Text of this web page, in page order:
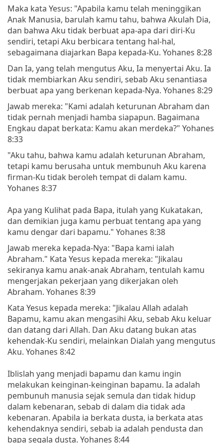
Maka kata Yesus: "Apabila kamu telah meninggikan
Anak Manusia, barulah kamu tahu, bahwa Akulah Dia,
dan bahwa Aku tidak berbuat apa-apa dari diri-Ku
sendiri, tetapi Aku berbicara tentang hal-hal,
sebagaimana diajarkan Bapa kepada-Ku. Yohanes 8:28
Dan Ia, yang telah mengutus Aku, Ia menyertai Aku. Ia
tidak membiarkan Aku sendiri, sebab Aku senantiasa
berbuat apa yang berkenan kepada-Nya. Yohanes 8:29
Jawab mereka: "Kami adalah keturunan Abraham dan
tidak pernah menjadi hamba siapapun. Bagaimana
Engkau dapat berkata: Kamu akan merdeka?" Yohanes
8:33
"Aku tahu, bahwa kamu adalah keturunan Abraham,
tetapi kamu berusaha untuk membunuh Aku karena
firman-Ku tidak beroleh tempat di dalam kamu.
Yohanes 8:37
Apa yang Kulihat pada Bapa, itulah yang Kukatakan,
dan demikian juga kamu perbuat tentang apa yang
kamu dengar dari bapamu." Yohanes 8:38
Jawab mereka kepada-Nya: "Bapa kami ialah
Abraham." Kata Yesus kepada mereka: "Jikalau
sekiranya kamu anak-anak Abraham, tentulah kamu
mengerjakan pekerjaan yang dikerjakan oleh
Abraham. Yohanes 8:39
Kata Yesus kepada mereka: "Jikalau Allah adalah
Bapamu, kamu akan mengasihi Aku, sebab Aku keluar
dan datang dari Allah. Dan Aku datang bukan atas
kehendak-Ku sendiri, melainkan Dialah yang mengutus
Aku. Yohanes 8:42
Iblislah yang menjadi bapamu dan kamu ingin
melakukan keinginan-keinginan bapamu. Ia adalah
pembunuh manusia sejak semula dan tidak hidup
dalam kebenaran, sebab di dalam dia tidak ada
kebenaran. Apabila ia berkata dusta, ia berkata atas
kehendaknya sendiri, sebab ia adalah pendusta dan
bapa segala dusta. Yohanes 8:44